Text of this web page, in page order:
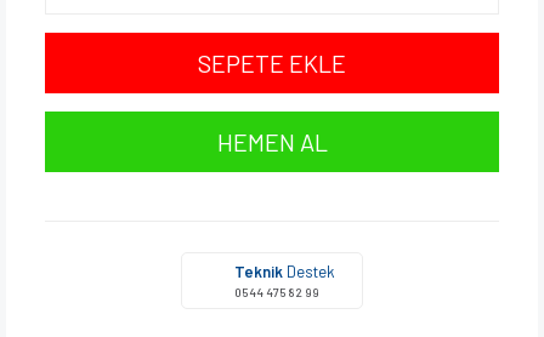
SEPETE EKLE
HEMEN AL
Teknik Destek
0544 475 82 99